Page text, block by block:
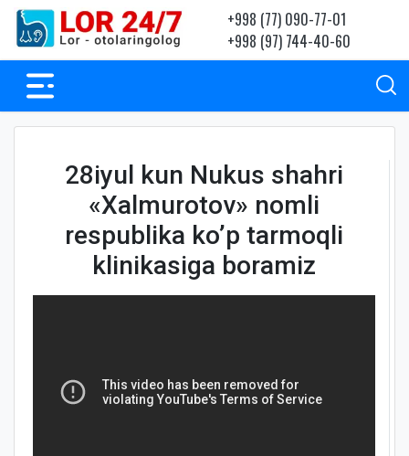
+998 (77) 090-77-01
+998 (97) 744-40-60
28iyul kun Nukus shahri
«Xalmurotov» nomli
respublika ko’p tarmoqli
klinikasiga boramiz